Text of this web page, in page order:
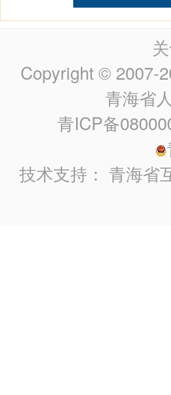
Copyright © 2007-
青海省
青ICP备
技术支持：青海省